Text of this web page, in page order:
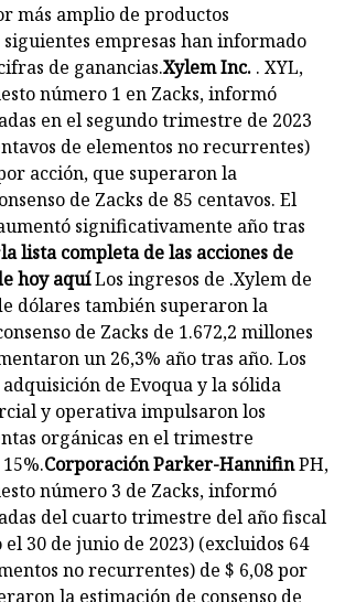
más amplio de productos
empresas han informado
de ganancias.Xylem Inc. . XYL,
número 1 en Zacks, informó
en el segundo trimestre de 2023
de elementos no recurrentes)
acción, que superaron la
de Zacks de 85 centavos. El
significativamente año tras
la lista completa de las acciones de
hoy aquíLos ingresos de .Xylem de
dólares también superaron la
de Zacks de 1.672,2 millones
un 26,3% año tras año. Los
de Evoqua y la sólida
y operativa impulsaron los
orgánicas en el trimestre
Corporación Parker-HannifinPH,
número 3 de Zacks, informó
del cuarto trimestre del año fiscal
30 de junio de 2023) (excluidos 64
no recurrentes) de $ 6,08 por
la estimación de consenso de